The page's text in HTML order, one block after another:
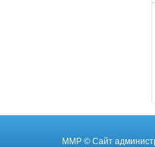
ММР © Cайт